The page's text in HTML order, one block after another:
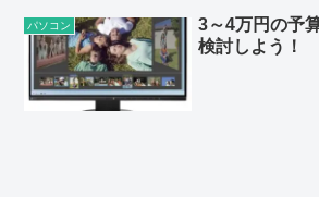
パソコン
3～4万円の予
検討しよう！